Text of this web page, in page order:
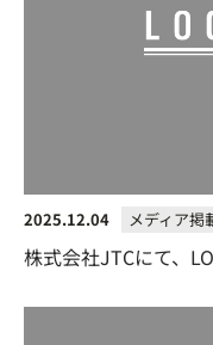
2025.12.04 メディア掲
株式会社JTCにて、